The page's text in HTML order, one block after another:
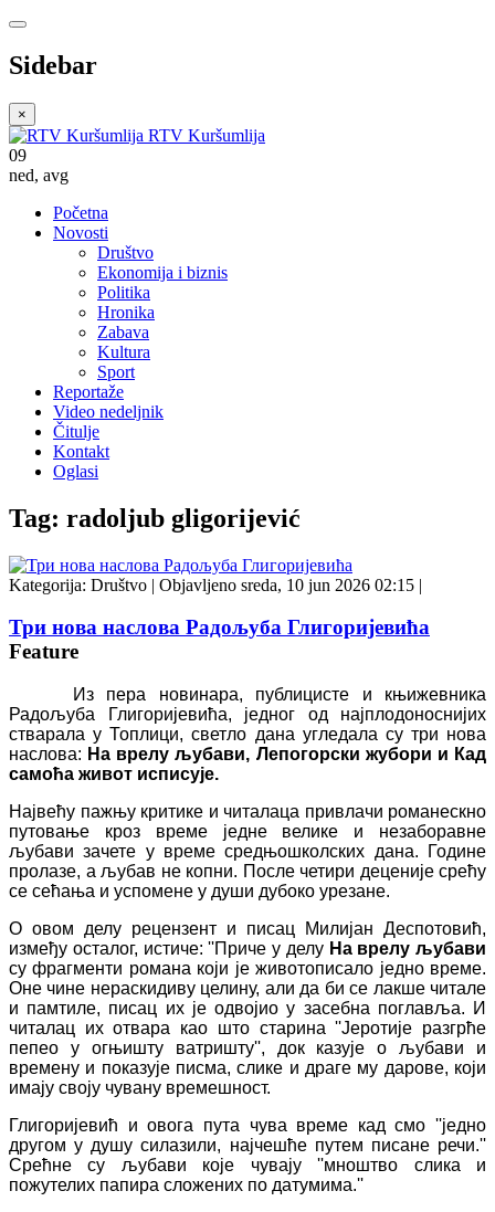
Sidebar
×
RTV Kuršumlija
09
ned, avg
Početna
Novosti
Društvo
Ekonomija i biznis
Politika
Hronika
Zabava
Kultura
Sport
Reportaže
Video nedeljnik
Čitulje
Kontakt
Oglasi
Tag: radoljub gligorijević
Kategorija: Društvo | Objavljeno sreda, 10 jun 2026 02:15 |
Три нова наслова Радољуба Глигоријевића
Feature
Из пера новинара, публицисте и књижевника
Радољуба Глигоријевића, једног од најплодоноснијих
стварала у Топлици, светло дана угледала су три нова
наслова: На врелу љубави, Лепогорски жубори и Кад
самоћа живот исписује.
Највећу пажњу критике и читалаца привлачи романескно
путовање кроз време једне велике и незаборавне
љубави зачете у време средњошколских дана. Године
пролазе, а љубав не копни. После четири деценије срећу
се сећања и успомене у души дубоко урезане.
О овом делу рецензент и писац Милијан Деспотовић,
између осталог, истиче:''Приче у делу На врелу љубави
су фрагменти романа који је животописало једно време.
Оне чине нераскидиву целину, али да би се лакше читале
и памтиле, писац их је одвојио у засебна поглавља. И
читалац их отвара као што старина ''Јеротије разгрће
пепео у огњишту ватришту'', док казује о љубави и
времену и показује писма, слике и драге му дарове, који
имају своју чувану времешност.
Глигоријевић и овога пута чува време кад смо ''једно
другом у душу силазили, најчешће путем писане речи.''
Срећне су љубави које чувају ''мноштво слика и
пожутелих папира сложених по датумима.''